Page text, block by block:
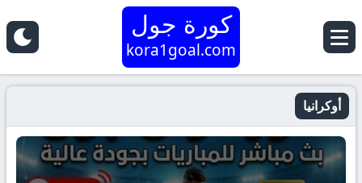
كورة جول
kora1goal.com
أوكرانيا